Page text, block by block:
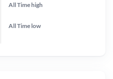
All Timehigh
All Time low